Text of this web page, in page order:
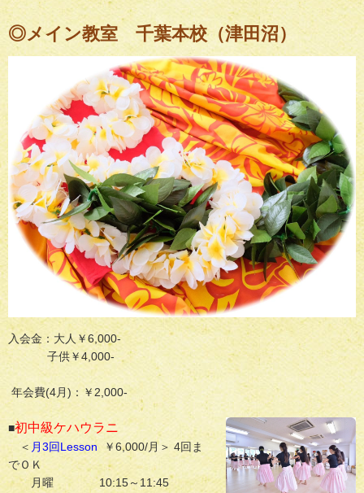
◎メイン教室 千葉本校（津田沼）
入会金：大人￥6,000-
子供￥4,000-
年会費(4月)：￥2,000-
■初中級ケハウラニ
＜月3回Lesson
￥6,000/月＞ 4回ま
でＯＫ
月曜 10:15～11:45